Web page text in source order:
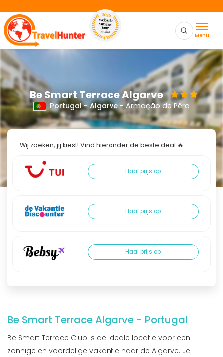
Menu
Be Smart Terrace Algarve
Portugal-Algarve- Armação de Pêra
Wij zoeken, jij kiest! Vind hieronder de beste deal 🔥
Haal prijs op
Haal prijs op
Haal prijs op
Be Smart Terrace Algarve - Portugal
Be Smart Terrace Club is de ideale locatie voor een
zonnige en voordelige vakantie naar de Algarve. Je